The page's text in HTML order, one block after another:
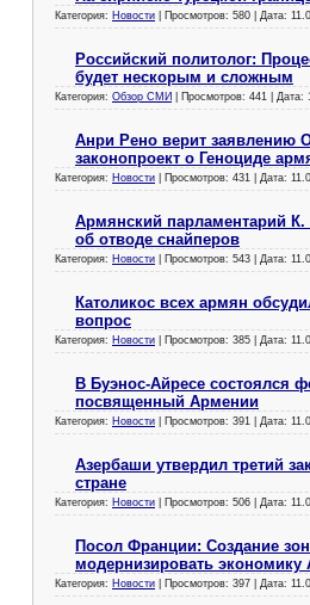
Категория: Новости | Просмотров: 580 | Дата:
Российский политолог:
будет нескорым и сложным
Категория: Обзор СМИ | Просмотров: 441 | Дата:
Анри Рено верит заявлению
законопроект о Геноциде
Категория: Новости | Просмотров: 431 | Дата:
Армянский парламентарий К.
об отводе снайперов
Категория: Новости | Просмотров: 543 | Дата:
Католикос всех армян
вопрос
Категория: Новости | Просмотров: 385 | Дата:
В Буэнос-Айресе состоялся
посвященный Армении
Категория: Новости | Просмотров: 391 | Дата:
Азербаши утвердил третий
стране
Категория: Новости | Просмотров: 506 | Дата:
Посол Франции: Создание
модернизировать экономику
Категория: Новости | Просмотров: 397 | Дата: